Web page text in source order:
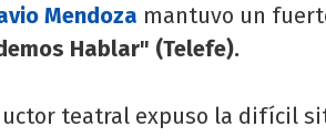
Mendoza mantuvo un
Hablar" (Telefe).
teatral expuso la difícil